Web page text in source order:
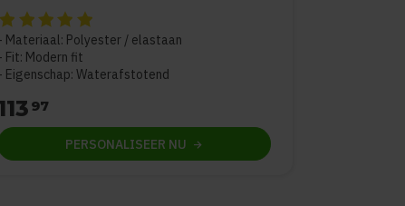
De beoordeling van dit product is
Materiaal: Polyester / elastaan
Fit: Modern fit
Eigenschap: Waterafstotend
97
PERSONALISEER NU